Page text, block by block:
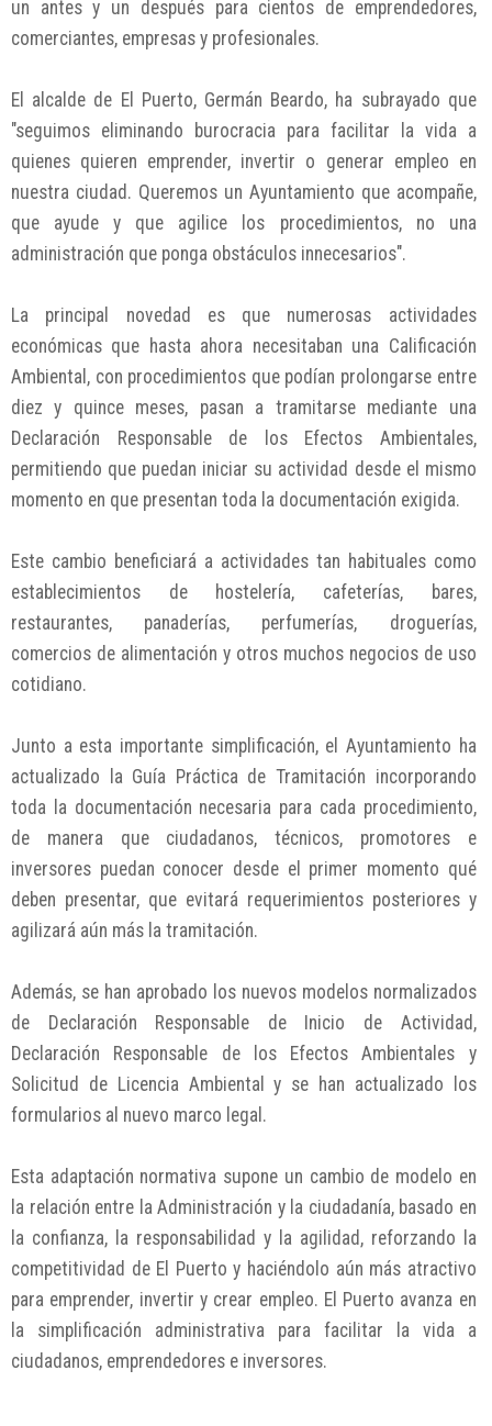
un antes y un después para cientos de emprendedores,
comerciantes, empresas y profesionales.
El alcalde de El Puerto, Germán Beardo, ha subrayado que
"seguimos eliminando burocracia para facilitar la vida a
quienes quieren emprender, invertir o generar empleo en
nuestra ciudad. Queremos un Ayuntamiento que acompañe,
que ayude y que agilice los procedimientos, no una
administración que ponga obstáculos innecesarios".
La principal novedad es que numerosas actividades
económicas que hasta ahora necesitaban una Calificación
Ambiental, con procedimientos que podían prolongarse entre
diez y quince meses, pasan a tramitarse mediante una
Declaración Responsable de los Efectos Ambientales,
permitiendo que puedan iniciar su actividad desde el mismo
momento en que presentan toda la documentación exigida.
Este cambio beneficiará a actividades tan habituales como
establecimientos de hostelería, cafeterías, bares,
restaurantes, panaderías, perfumerías, droguerías,
comercios de alimentación y otros muchos negocios de uso
cotidiano.
Junto a esta importante simplificación, el Ayuntamiento ha
actualizado la Guía Práctica de Tramitación incorporando
toda la documentación necesaria para cada procedimiento,
de manera que ciudadanos, técnicos, promotores e
inversores puedan conocer desde el primer momento qué
deben presentar, que evitará requerimientos posteriores y
agilizará aún más la tramitación.
Además, se han aprobado los nuevos modelos normalizados
de Declaración Responsable de Inicio de Actividad,
Declaración Responsable de los Efectos Ambientales y
Solicitud de Licencia Ambiental y se han actualizado los
formularios al nuevo marco legal.
Esta adaptación normativa supone un cambio de modelo en
la relación entre la Administración y la ciudadanía, basado en
la confianza, la responsabilidad y la agilidad, reforzando la
competitividad de El Puerto y haciéndolo aún más atractivo
para emprender, invertir y crear empleo. El Puerto avanza en
la simplificación administrativa para facilitar la vida a
ciudadanos, emprendedores e inversores.